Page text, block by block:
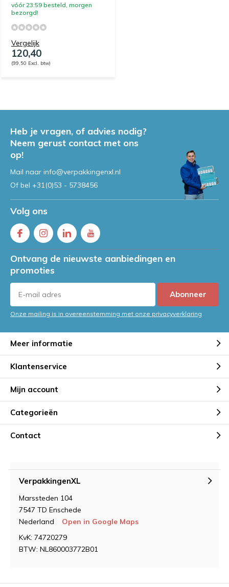
vóór 23:59 besteld, morgen
bezorgd!
Vergelijk
120,40
(99,50 Excl. btw)
Heb je vragen, of advies nodig?
Neem gerust contact met ons
op!
Mail naar info@verpakkingenxl.nl
Of bel +31(0)53 - 5738456
Volg ons
Ontvang de nieuwste aanbiedingen en
promoties
Abonneer
Onze mailing is in overeenstemming met onze privacyverklaring
Meer informatie
Klantenservice
Mijn account
Categorieën
Contact
VerpakkingenXL
Marssteden 104
7547 TD Enschede
Nederland
Open in Google Maps
KvK: 74720279
BTW: NL860003772B01